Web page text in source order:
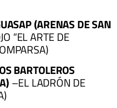
(ARENAS DE SAN
“EL ARTE DE
BARTOLEROS
–EL LADRÓN DE